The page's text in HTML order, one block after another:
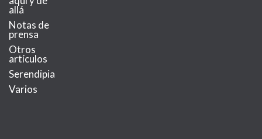
allá
Notas de
prensa
Otros
artículos
Serendipia
Varios